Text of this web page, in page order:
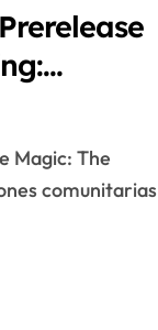
comunitarias